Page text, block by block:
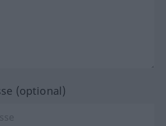
(optional)